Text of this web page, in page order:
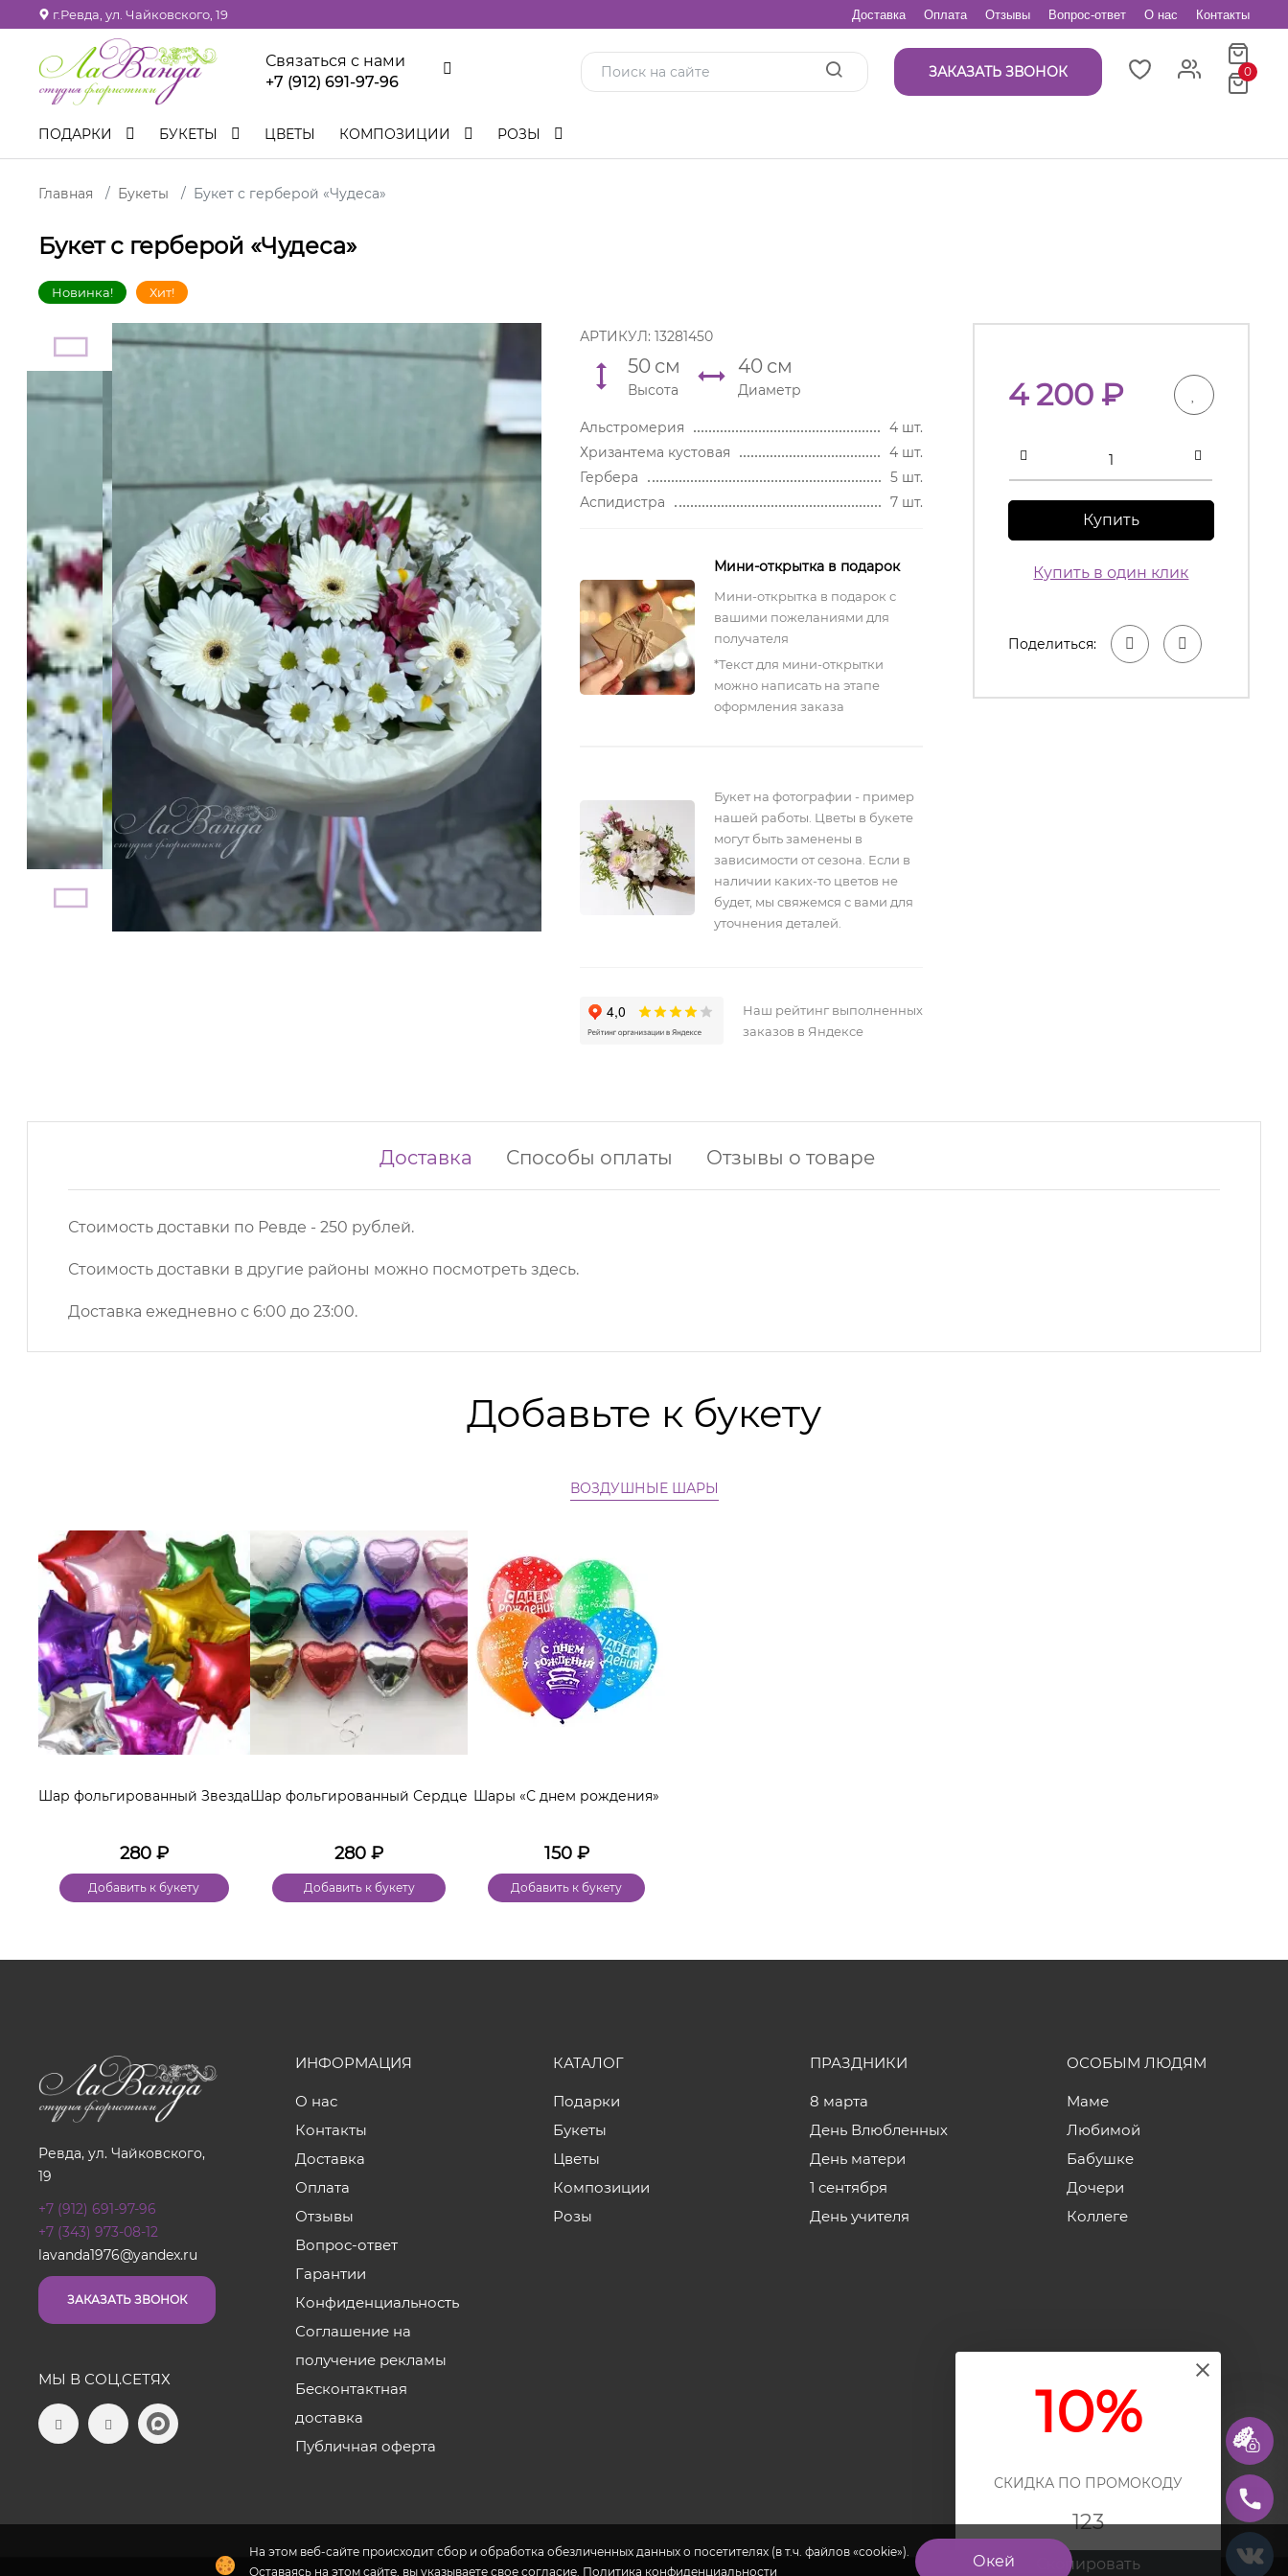
г.Ревда, ул. Чайковского, 19 Доставка Оплата Отзывы Вопрос-ответ О нас Контакты
Связаться с нами
+7 (912) 691-97-96
ЗАКАЗАТЬ ЗВОНОК 0
ПОДАРКИ БУКЕТЫ ЦВЕТЫ КОМПОЗИЦИИ РОЗЫ
Главная Букеты Букет с герберой «Чудеса»
10%
СКИДКА ПО ПРОМОКОДУ
123
Скопировать
Букет с герберой «Чудеса»
Новинка! Хит!
АРТИКУЛ: 13281450
50 см
Высота
40 см
Диаметр
Альстромерия
4 шт.
Хризантема кустовая
4 шт.
Гербера
5 шт.
Аспидистра
7 шт.
Мини-открытка в подарок
Мини-открытка в подарок с
вашими пожеланиями для
получателя
*Текст для мини-открытки
можно написать на этапе
оформления заказа
Букет на фотографии - пример
нашей работы. Цветы в букете
могут быть заменены в
зависимости от сезона. Если в
наличии каких-то цветов не
будет, мы свяжемся с вами для
уточнения деталей.
Наш рейтинг выполненных
заказов в Яндексе
4 200₽
Купить
Купить в один клик
Поделиться:
Доставка Способы оплаты Отзывы о товаре
Стоимость доставки по Ревде - 250 рублей.
Стоимость доставки в другие районы можно посмотреть здесь.
Доставка ежедневно с 6:00 до 23:00.
Добавьте к букету
ВОЗДУШНЫЕ ШАРЫ
Шар фольгированный Звезда
280 ₽
Добавить к букету
Шар фольгированный Сердце
280 ₽
Добавить к букету
Шары «С днем рождения»
150₽
Добавить к букету
На этом веб-сайте происходит сбор и обработка обезличенных данных о посетителях (в т.ч. файлов «cookie»).
Оставаясь на этом сайте, вы указываете свое согласие. Политика конфиденциальности
Окей
Ревда, ул. Чайковского,
19
+7 (912) 691-97-96
+7 (343) 973-08-12
lavanda1976@yandex.ru
ЗАКАЗАТЬ ЗВОНОК
МЫ В СОЦ.СЕТЯХ
ИНФОРМАЦИЯ
О нас
Контакты
Доставка
Оплата
Отзывы
Вопрос-ответ
Гарантии
Конфиденциальность
Соглашение на
получение рекламы
Бесконтактная
доставка
Публичная оферта
КАТАЛОГ
Подарки
Букеты
Цветы
Композиции
Розы
ПРАЗДНИКИ
8 марта
День Влюбленных
День матери
1 сентября
День учителя
ОСОБЫМ ЛЮДЯМ
Маме
Любимой
Бабушке
Дочери
Коллеге